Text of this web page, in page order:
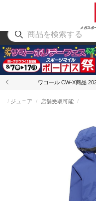
メガスポ
アウトド
ワコール CW-X商品
ジュニア 店舗受取可能